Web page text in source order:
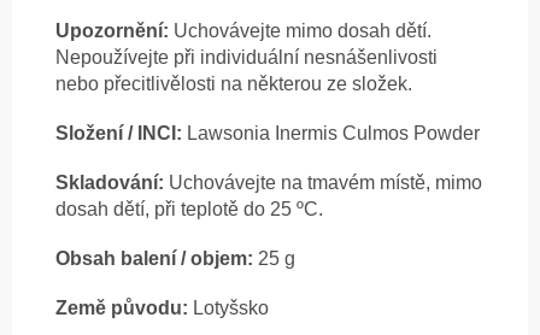
Upozornění: Uchovávejte mimo dosah dětí.
Nepoužívejte při individuální nesnášenlivosti
nebo přecitlivělosti na některou ze složek.
Složení / INCI: Lawsonia Inermis Culmos Powder
Skladování: Uchovávejte na tmavém místě, mimo
dosah dětí, při teplotě do 25 ºC.
Obsah balení / objem: 25 g
Země původu: Lotyšsko